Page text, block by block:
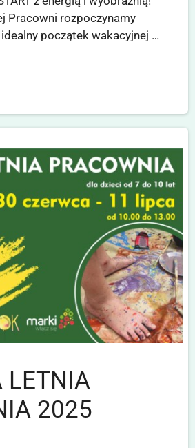
Pracowni rozpoczynamy
początek wakacyjnej …
LETNIA
2025